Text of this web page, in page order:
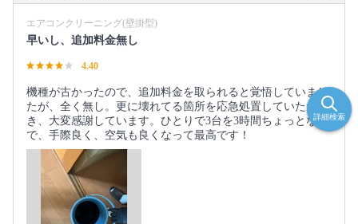
エアコンクリーニング(壁掛型)
早いし、追加料金無し
4.40
機種が古かったので、追加料金を取られると覚悟していまし
たが、全く無し。更に壊れてる箇所を応急処置していただ
き、大変感謝しています。ひとりで3台を3時間ちょっとなの
で、手際良く、空気も良くなって最高です！
詳細検索